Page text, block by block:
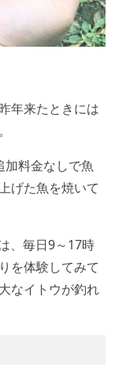
年来たときには
加料金なしで魚
げた魚を焼いて
、毎日9～17時
を体験してみて
なイトウが釣れ